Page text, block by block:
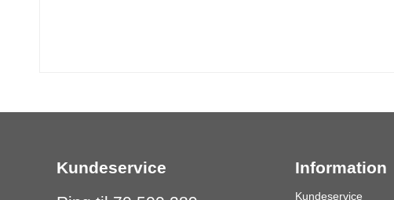
Kundeservice
Information
Kundeservice